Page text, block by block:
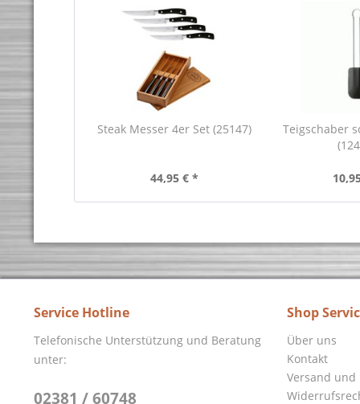
Steak Messer 4er Set (25147)
44,95 € *
Teigschaber
Service Hotline
Telefonische Unterstützung und Beratung
unter:
02381 / 60748
Shop
Über uns
Kontakt
Versand